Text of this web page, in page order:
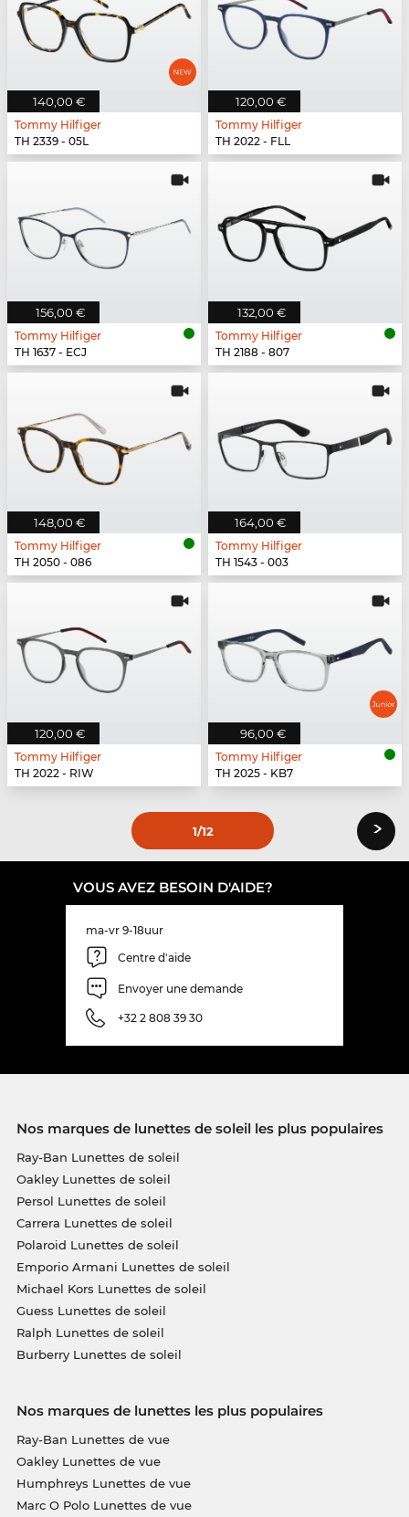
140,00 €
Tommy Hilfiger
TH 2339 - 05L
120,00 €
Tommy Hilfiger
TH 2022 - FLL
156,00 €
Tommy Hilfiger
TH 1637 - ECJ
132,00 €
Tommy Hilfiger
TH 2188 - 807
148,00 €
Tommy Hilfiger
TH 2050 - 086
164,00 €
Tommy Hilfiger
TH 1543 - 003
120,00 €
Tommy Hilfiger
TH 2022 - RIW
96,00 €
Tommy Hilfiger
TH 2025 - KB7
1/12 ›
VOUS AVEZ BESOIN D'AIDE?
ma-vr 9-18uur
Centre d'aide
Envoyer une demande
+32 2 808 39 30
Nos marques de lunettes de soleil les plus populaires
Ray-Ban Lunettes de soleil
Oakley Lunettes de soleil
Persol Lunettes de soleil
Carrera Lunettes de soleil
Polaroid Lunettes de soleil
Emporio Armani Lunettes de soleil
Michael Kors Lunettes de soleil
Guess Lunettes de soleil
Ralph Lunettes de soleil
Burberry Lunettes de soleil
Nos marques de lunettes les plus populaires
Ray-Ban Lunettes de vue
Oakley Lunettes de vue
Humphreys Lunettes de vue
Marc O Polo Lunettes de vue